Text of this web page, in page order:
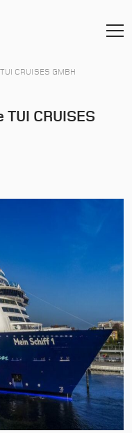
CRUISES GMBH
TUI CRUISES